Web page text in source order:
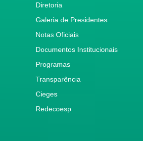
Diretoria
Galeria de Presidentes
Notas Oficiais
Documentos Institucionais
Programas
Transparência
Cieges
Redecoesp